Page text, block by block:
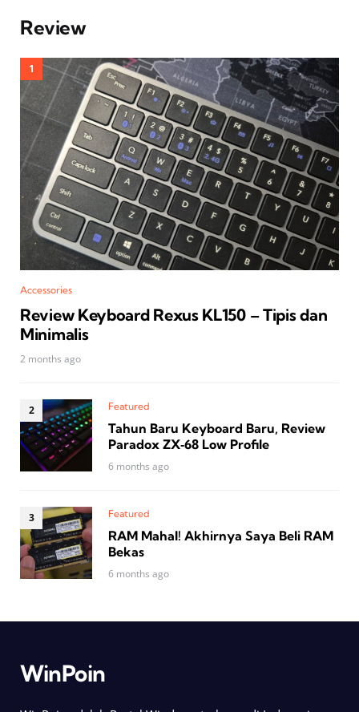
Review
Accessories
Review Keyboard Rexus KL150 – Tipis dan
Minimalis
2 months ago
Featured
Tahun Baru Keyboard Baru, Review
Paradox ZX‑68 Low Profile
6 months ago
Featured
RAM Mahal! Akhirnya Saya Beli RAM
Bekas
6 months ago
WinPoin